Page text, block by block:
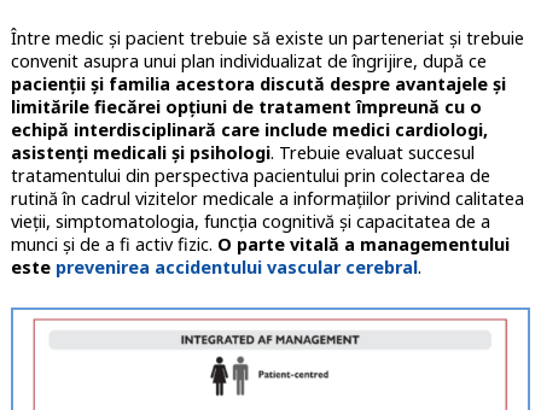
Între medic și pacient trebuie să existe un parteneriat și trebuie
convenit asupra unui plan individualizat de îngrijire, după ce
pacienții și familia acestora discută despre avantajele și
limitările fiecărei opțiuni de tratament împreună cu o
echipă interdisciplinară care include medici cardiologi,
asistenți medicali și psihologi. Trebuie evaluat succesul
tratamentului din perspectiva pacientului prin colectarea de
rutină în cadrul vizitelor medicale a informațiilor privind calitatea
vieții, simptomatologia, funcția cognitivă și capacitatea de a
munci și de a fi activ fizic. O parte vitală a managementului
este prevenirea accidentului vascular cerebral.